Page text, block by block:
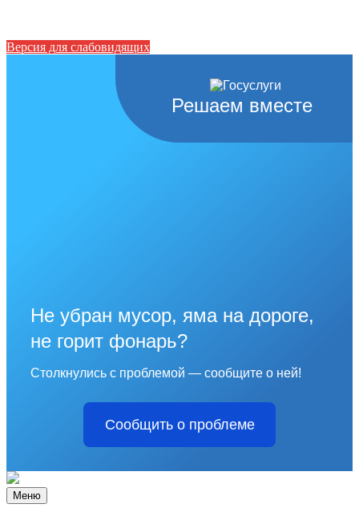
Версия для слабовидящих
Решаем вместе
Не убран мусор, яма на дороге,
не горит фонарь?
Столкнулись с проблемой — сообщите о ней!
Сообщить о проблеме
Меню